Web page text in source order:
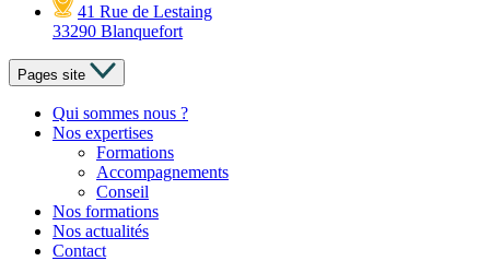
41 Rue de Lestaing
33290 Blanquefort
Pages site
Qui sommes nous ?
Nos expertises
Formations
Accompagnements
Conseil
Nos formations
Nos actualités
Contact